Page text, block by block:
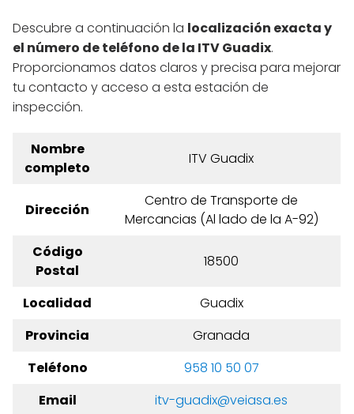
Descubre a continuación la localización exacta y
el número de teléfono de la ITV Guadix.
Proporcionamos datos claros y precisa para mejorar
tu contacto y acceso a esta estación de
inspección.
Nombre
completo
ITV Guadix
Dirección
Centro de Transporte de
Mercancias (Al lado de la A-92)
Código
Postal
18500
Localidad
Guadix
Provincia
Granada
Teléfono
958 10 50 07
Email
itv-guadix@veiasa.es